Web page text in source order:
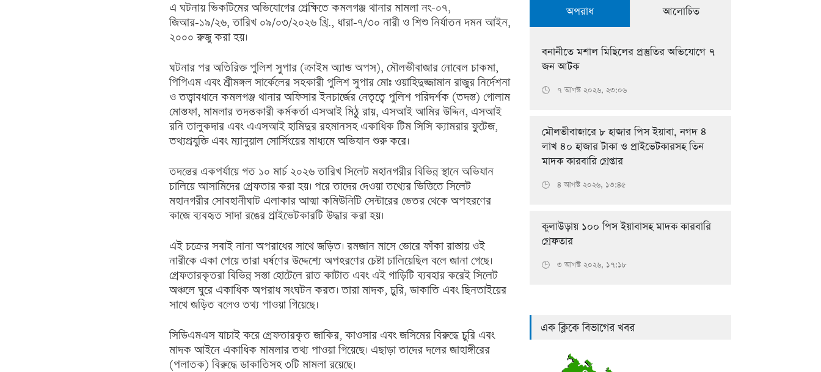
এ ঘটনায় ভিকটিমের অভিযোগের প্রেক্ষিতে কমলগঞ্জ থানার মামলা নং-০৭,
জিআর-১৯/২৬, তারিখ ০৯/০৩/২০২৬ খ্রি., ধারা-৭/৩০ নারী ও শিশু নির্যাতন দমন আইন,
২০০০ রুজু করা হয়।
ঘটনার পর অতিরিক্ত পুলিশ সুপার (ক্রাইম অ্যান্ড অপস), মৌলভীবাজার নোবেল চাকমা,
পিপিএম এবং শ্রীমঙ্গল সার্কেলের সহকারী পুলিশ সুপার মোঃ ওয়াহিদুজ্জামান রাজুর নির্দেশনা
ও তত্ত্বাবধানে কমলগঞ্জ থানার অফিসার ইনচার্জের নেতৃত্বে পুলিশ পরিদর্শক (তদন্ত) গোলাম
মোস্তফা, মামলার তদন্তকারী কর্মকর্তা এসআই মিঠু রায়, এসআই আমির উদ্দিন, এসআই
রনি তালুকদার এবং এএসআই হামিদুর রহমানসহ একাধিক টিম সিসি ক্যামরার ফুটেজ,
তথ্যপ্রযুক্তি এবং ম্যানুয়াল সোর্সিংয়ের মাধ্যমে অভিযান শুরু করে।
তদন্তের একপর্যায়ে গত ১০ মার্চ ২০২৬ তারিখ সিলেট মহানগরীর বিভিন্ন স্থানে অভিযান
চালিয়ে আসামিদের গ্রেফতার করা হয়। পরে তাদের দেওয়া তথ্যের ভিত্তিতে সিলেট
মহানগরীর সোবহানীঘাট এলাকার আত্মা কমিউনিটি সেন্টারের ভেতর থেকে অপহরণের
কাজে ব্যবহৃত সাদা রঙের প্রাইভেটকারটি উদ্ধার করা হয়।
এই চক্রের সবাই নানা অপরাধের সাথে জড়িত। রমজান মাসে ভোরে ফাঁকা রাস্তায় ওই
নারীকে একা পেয়ে তারা ধর্ষণের উদ্দেশ্যে অপহরণের চেষ্টা চালিয়েছিল বলে জানা গেছে।
গ্রেফতারকৃতরা বিভিন্ন সস্তা হোটেলে রাত কাটাত এবং এই গাড়িটি ব্যবহার করেই সিলেট
অঞ্চলে ঘুরে একাধিক অপরাধ সংঘটন করত। তারা মাদক, চুরি, ডাকাতি এবং ছিনতাইয়ের
সাথে জড়িত বলেও তথ্য পাওয়া গিয়েছে।
সিডিএমএস যাচাই করে গ্রেফতারকৃত জাকির, কাওসার এবং জসিমের বিরুদ্ধে চুরি এবং
মাদক আইনে একাধিক মামলার তথ্য পাওয়া গিয়েছে। এছাড়া তাদের দলের জাহাঙ্গীরের
(পলাতক) বিরুদ্ধে ডাকাতিসহ ৩টি মামলা রয়েছে।
অপরাধ আলোচিত
বনানীতে মশাল মিছিলের প্রস্তুতির অভিযোগে ৭
জন আটক
🕒 ৭ আগস্ট ২০২৬, ২৩:০৬
মৌলভীবাজারে ৮ হাজার পিস ইয়াবা, নগদ ৪
লাখ ৪০ হাজার টাকা ও প্রাইভেটকারসহ তিন
মাদক কারবারি গ্রেপ্তার
🕒 ৪ আগস্ট ২০২৬, ১৩:৪৫
কুলাউড়ায় ১০০ পিস ইয়াবাসহ মাদক কারবারি
গ্রেফতার
🕒 ৩ আগস্ট ২০২৬, ১৭:১৮
এক ক্লিকে বিভাগের খবর